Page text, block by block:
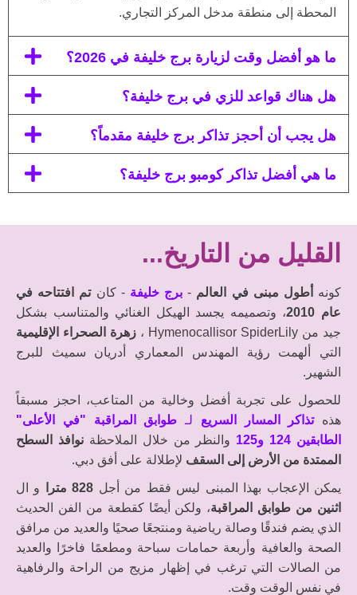
المحطة إلى منطقة مدخل المركز التجاري.
ما هو أفضل وقت لزيارة برج خليفة في 2026؟
هل هناك قواعد للزي في برج خليفة؟
هل يجب أن أحجز تذاكر برج خليفة مقدماً؟
ما هي أفضل تذاكر كومبو برج خليفة؟
القليل من التاريخ...
كونه أطول مبنى في العالم - برج خليفة - كانتم افتتاحه في
عام 2010
، وتصميمه يجسد الهيكل الغنائي والمتناسب بشكل
جيد من Hymenocallisor SpiderLily ،
زهرة الصحراء الإقليمية
التي ألهمت رؤية المهندس المعماري أدريان سميث للبرج
الشهير.
للحصول على تجربة أفضل وخالية من المتاعب، احجز مسبقاً
هذهتذاكر المسار السريع لـ طوابق المراقبة "في الأعلى"
الطابقين 124 و125
والنظر من خلال الملاحظةنوافذ السطح
الممتدة من الأرض إلى السقف لإطلالة على أفق دبي.
يمكن الإعجاب بهذا المبنى ليس فقط من أجل 828 مترا
و ال
اثنين من طوابق المراقبة، ولكن أيضًا كقطعة من الفن الحديث
الذي يضم فندقًا وصالة رياضية ومنتجعًا صحيًا والعديد من مرافق
الصحة والعافية وأربعة حمامات سباحة ومطعمًا فاخرًا والعديد
من الصالات التي ترغب في إظهار مزيج من الراحة والرفاهية
في نفس الوقت وقت.